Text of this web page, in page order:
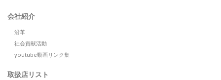
会社紹介
沿革
社会貢献活動
youtube動画リンク集
取扱店リスト